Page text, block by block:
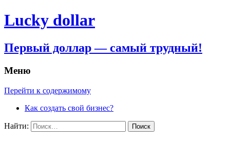
Lucky dollar
Первый доллар — самый трудный!
Меню
Перейти к содержимому
Как создать свой бизнес?
Найти: